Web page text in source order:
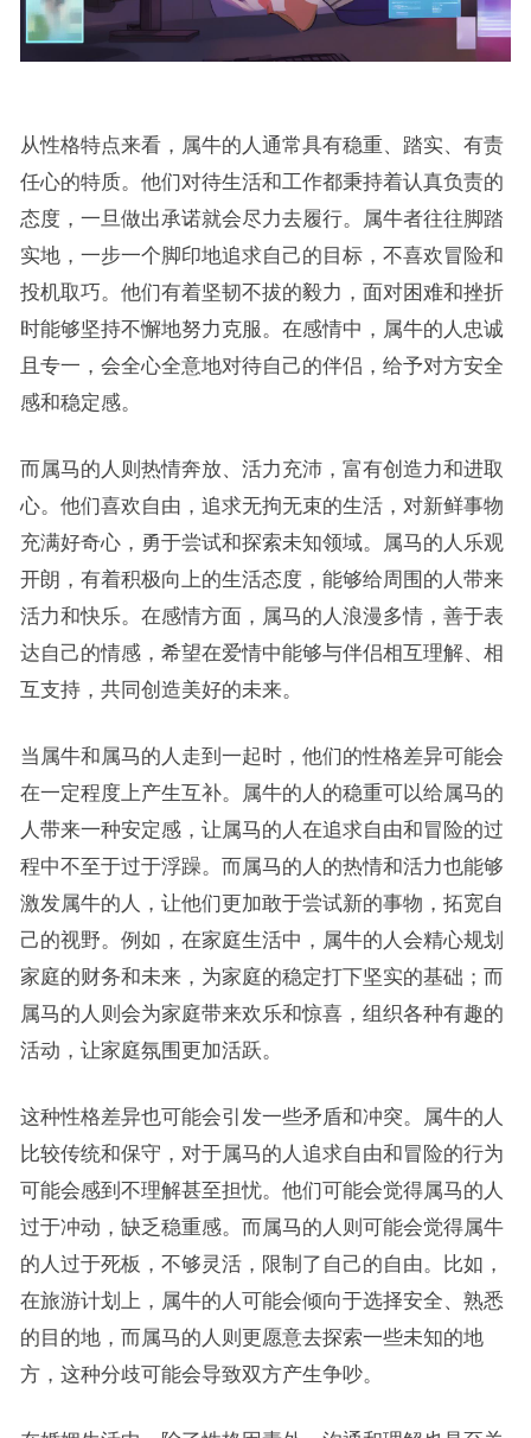
从性格特点来看，属牛的人通常具有稳重、踏实、有责
任心的特质。他们对待生活和工作都秉持着认真负责的
态度，一旦做出承诺就会尽力去履行。属牛者往往脚踏
实地，一步一个脚印地追求自己的目标，不喜欢冒险和
投机取巧。他们有着坚韧不拔的毅力，面对困难和挫折
时能够坚持不懈地努力克服。在感情中，属牛的人忠诚
且专一，会全心全意地对待自己的伴侣，给予对方安全
感和稳定感。
而属马的人则热情奔放、活力充沛，富有创造力和进取
心。他们喜欢自由，追求无拘无束的生活，对新鲜事物
充满好奇心，勇于尝试和探索未知领域。属马的人乐观
开朗，有着积极向上的生活态度，能够给周围的人带来
活力和快乐。在感情方面，属马的人浪漫多情，善于表
达自己的情感，希望在爱情中能够与伴侣相互理解、相
互支持，共同创造美好的未来。
当属牛和属马的人走到一起时，他们的性格差异可能会
在一定程度上产生互补。属牛的人的稳重可以给属马的
人带来一种安定感，让属马的人在追求自由和冒险的过
程中不至于过于浮躁。而属马的人的热情和活力也能够
激发属牛的人，让他们更加敢于尝试新的事物，拓宽自
己的视野。例如，在家庭生活中，属牛的人会精心规划
家庭的财务和未来，为家庭的稳定打下坚实的基础；而
属马的人则会为家庭带来欢乐和惊喜，组织各种有趣的
活动，让家庭氛围更加活跃。
这种性格差异也可能会引发一些矛盾和冲突。属牛的人
比较传统和保守，对于属马的人追求自由和冒险的行为
可能会感到不理解甚至担忧。他们可能会觉得属马的人
过于冲动，缺乏稳重感。而属马的人则可能会觉得属牛
的人过于死板，不够灵活，限制了自己的自由。比如，
在旅游计划上，属牛的人可能会倾向于选择安全、熟悉
的目的地，而属马的人则更愿意去探索一些未知的地
方，这种分歧可能会导致双方产生争吵。